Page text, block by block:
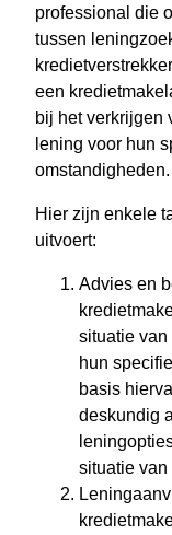
professional die
tussen
een
bij het verkrijgen
lening voor hun
omstandigheden.
Hier zijn enkele
uitvoert:
Advies en
situatie
hun
basis
deskundig
situatie van